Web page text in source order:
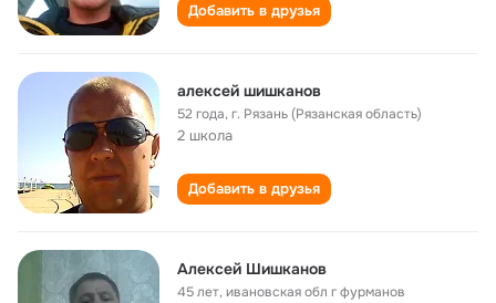
Добавить в друзья
алексей шишканов
52 года,г. Рязань (Рязанская область)
2 школа
Добавить в друзья
Алексей Шишканов
45 лет,ивановская обл г фурманов